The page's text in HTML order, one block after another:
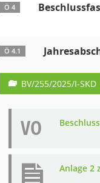
Ö 4
Ö 4.1
BV/255/2025/I-SKD
VO
Anlage 2